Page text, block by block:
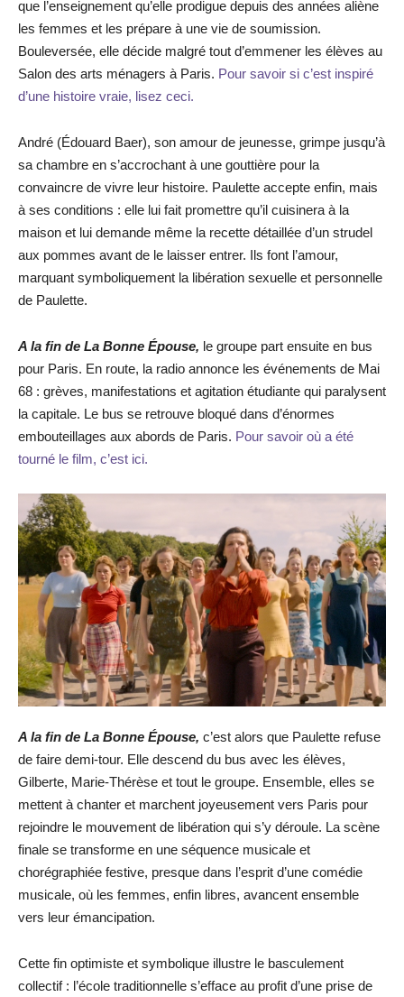
que l’enseignement qu’elle prodigue depuis des années aliène
les femmes et les prépare à une vie de soumission.
Bouleversée, elle décide malgré tout d’emmener les élèves au
Salon des arts ménagers à Paris. Pour savoir si c’est inspiré
d’une histoire vraie, lisez ceci.
André (Édouard Baer), son amour de jeunesse, grimpe jusqu’à
sa chambre en s’accrochant à une gouttière pour la
convaincre de vivre leur histoire. Paulette accepte enfin, mais
à ses conditions : elle lui fait promettre qu’il cuisinera à la
maison et lui demande même la recette détaillée d’un strudel
aux pommes avant de le laisser entrer. Ils font l’amour,
marquant symboliquement la libération sexuelle et personnelle
de Paulette.
A la fin de La Bonne Épouse, le groupe part ensuite en bus
pour Paris. En route, la radio annonce les événements de Mai
68 : grèves, manifestations et agitation étudiante qui paralysent
la capitale. Le bus se retrouve bloqué dans d’énormes
embouteillages aux abords de Paris. Pour savoir où a été
tourné le film, c’est ici.
A la fin de La Bonne Épouse, c’est alors que Paulette refuse
de faire demi-tour. Elle descend du bus avec les élèves,
Gilberte, Marie-Thérèse et tout le groupe. Ensemble, elles se
mettent à chanter et marchent joyeusement vers Paris pour
rejoindre le mouvement de libération qui s’y déroule. La scène
finale se transforme en une séquence musicale et
chorégraphiée festive, presque dans l’esprit d’une comédie
musicale, où les femmes, enfin libres, avancent ensemble
vers leur émancipation.
Cette fin optimiste et symbolique illustre le basculement
collectif : l’école traditionnelle s’efface au profit d’une prise de